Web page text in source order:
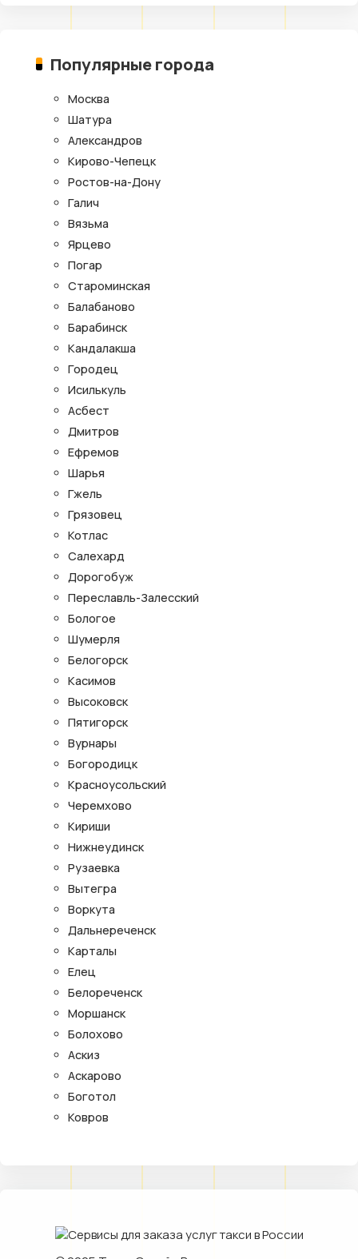
Популярные города
Москва
Шатура
Александров
Кирово-Чепецк
Ростов-на-Дону
Галич
Вязьма
Ярцево
Погар
Староминская
Балабаново
Барабинск
Кандалакша
Городец
Исилькуль
Асбест
Дмитров
Ефремов
Шарья
Гжель
Грязовец
Котлас
Салехард
Дорогобуж
Переславль-Залесский
Бологое
Шумерля
Белогорск
Касимов
Высоковск
Пятигорск
Вурнары
Богородицк
Красноусольский
Черемхово
Кириши
Нижнеудинск
Рузаевка
Вытегра
Воркута
Дальнереченск
Карталы
Елец
Белореченск
Моршанск
Болохово
Аскиз
Аскарово
Боготол
Ковров